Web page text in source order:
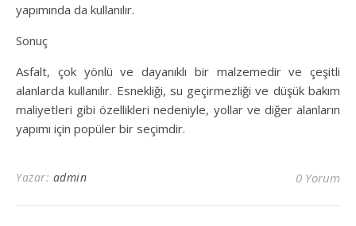
yapımında da kullanılır.
Sonuç
Asfalt, çok yönlü ve dayanıklı bir malzemedir ve çeşitli
alanlarda kullanılır. Esnekliği, su geçirmezliği ve düşük bakım
maliyetleri gibi özellikleri nedeniyle, yollar ve diğer alanların
yapımı için popüler bir seçimdir.
Yazar: admin 0 Yorum